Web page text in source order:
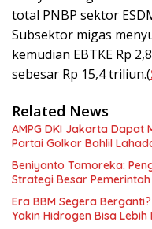
total PNBP sektor
Subsektor migas
kemudian EBTKE Rp
sebesar Rp 15,4 triliun.(
Related News
AMPG DKI Jakarta Dapat
Partai Golkar Bahlil
Beniyanto Tamoreka:
Strategi Besar
Era BBM Segera
Yakin Hidrogen Bisa